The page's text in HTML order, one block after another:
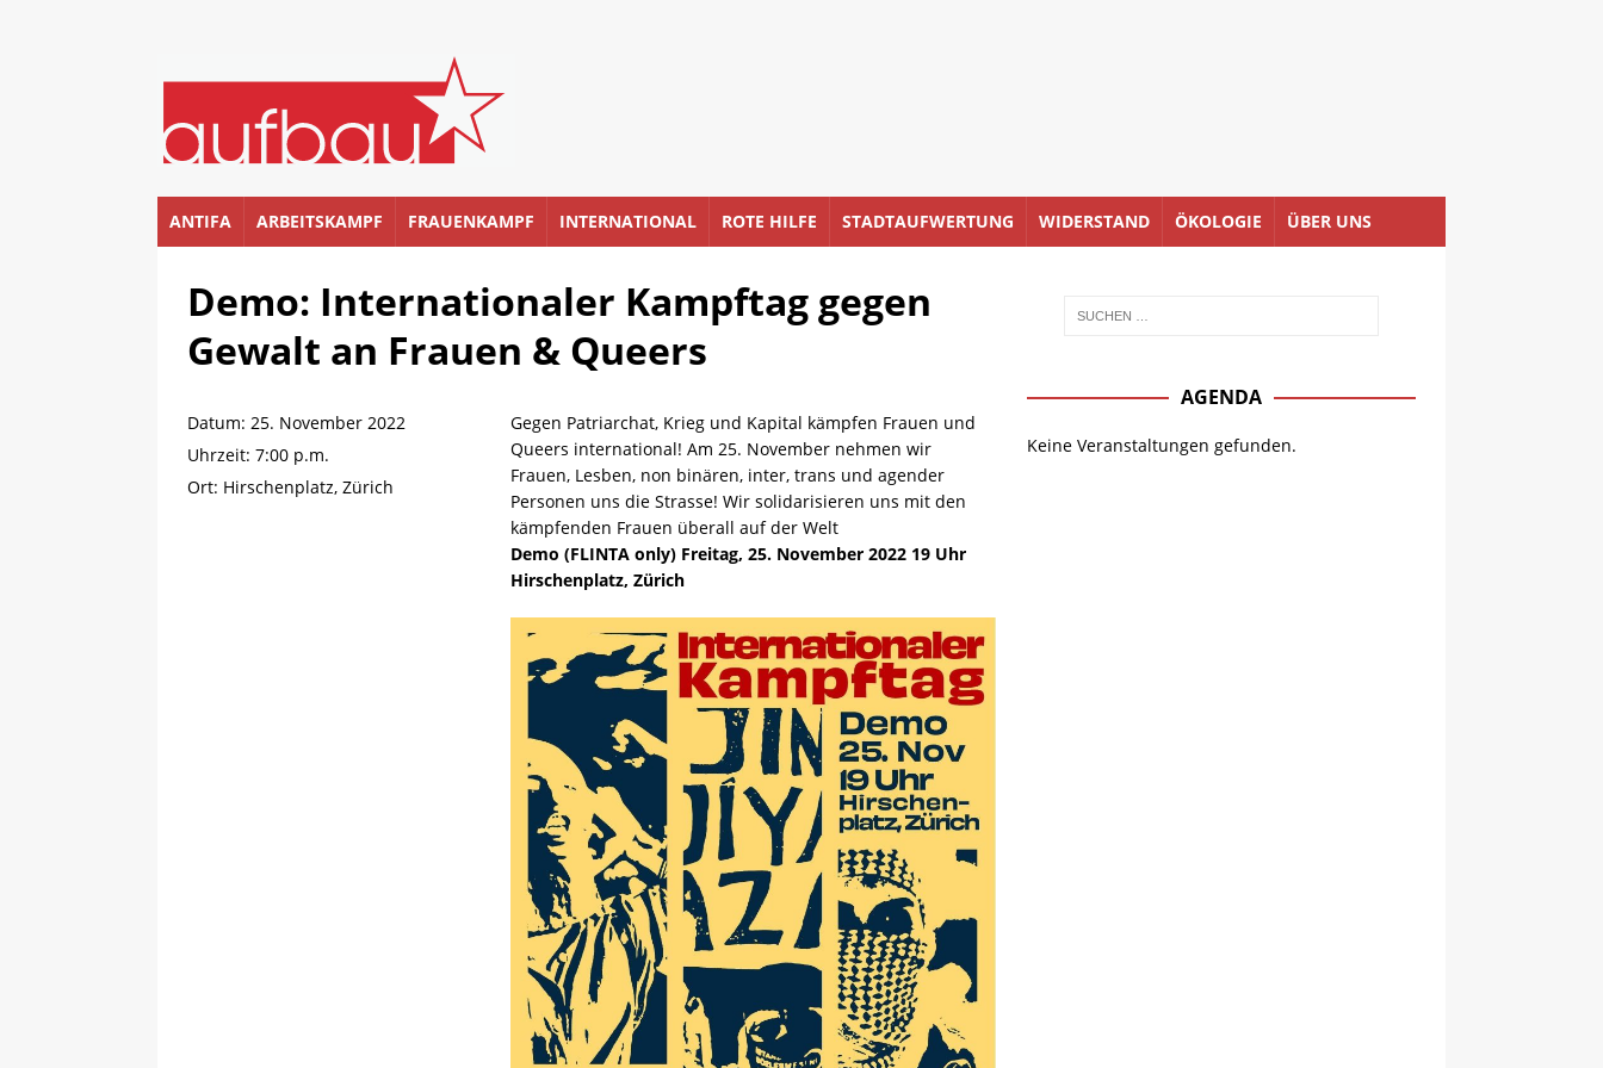
ANTIFA ARBEITSKAMPF FRAUENKAMPF INTERNATIONAL ROTE HILFE STADTAUFWERTUNG WIDERSTAND ÖKOLOGIE ÜBER UNS
Demo: Internationaler Kampftag gegen
Gewalt an Frauen & Queers
Datum: 25. November 2022
Uhrzeit: 7:00 p.m.
Ort: Hirschenplatz, Zürich
Gegen Patriarchat, Krieg und Kapital kämpfen Frauen und
Queers international! Am 25. November nehmen wir
Frauen, Lesben, non binären, inter, trans und agender
Personen uns die Strasse! Wir solidarisieren uns mit den
kämpfenden Frauen überall auf der Welt
Demo (FLINTA only) Freitag, 25. November 2022 19 Uhr
Hirschenplatz, Zürich
AGENDA
Keine Veranstaltungen gefunden.